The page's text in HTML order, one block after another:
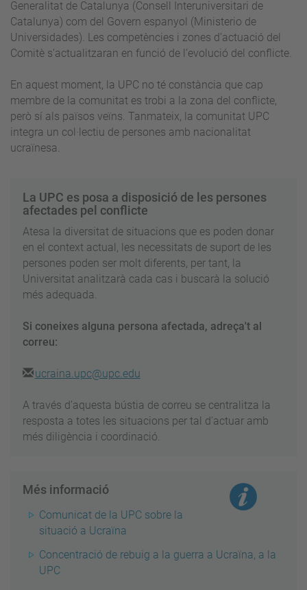
Generalitat de Catalunya (Consell Interuniversitari de
Catalunya) com del Govern espanyol (Ministerio de
Universidades). Les competències i zones d’actuació del
Comitè s’actualitzaran en funció de l’evolució del conflicte.
En aquest moment, la UPC no té constància que cap
membre de la comunitat es trobi a la zona del conflicte,
però sí als països veïns. Tanmateix, la comunitat UPC
integra un col·lectiu de persones amb nacionalitat
ucraïnesa.
La UPC es posa a disposició de les persones
afectades pel conflicte
Atesa la diversitat de situacions que es poden donar
en el context actual, les necessitats de suport de les
persones poden ser molt diferents, per tant, la
Universitat analitzarà cada cas i buscarà la solució
més adequada.
Si coneixes alguna persona afectada, adreça't al
correu:
ucraina.upc@upc.edu
A través d’aquesta bústia de correu se centralitza la
resposta a totes les situacions per tal d'actuar amb
més diligència i coordinació.
Més informació
Comunicat de la UPC sobre la
situació a Ucraïna
Concentració de rebuig a la guerra a Ucraïna, a la
UPC